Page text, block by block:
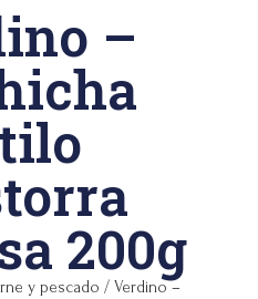
–
200g
y pescado / Verdino –